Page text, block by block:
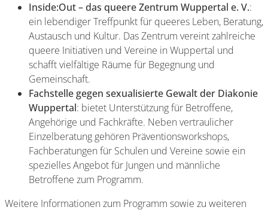
Inside:Out – das queere Zentrum Wuppertal e. V.:
ein lebendiger Treffpunkt für queeres Leben, Beratung,
Austausch und Kultur. Das Zentrum vereint zahlreiche
queere Initiativen und Vereine in Wuppertal und
schafft vielfältige Räume für Begegnung und
Gemeinschaft.
Fachstelle gegen sexualisierte Gewalt der Diakonie
Wuppertal: bietet Unterstützung für Betroffene,
Angehörige und Fachkräfte. Neben vertraulicher
Einzelberatung gehören Präventionsworkshops,
Fachberatungen für Schulen und Vereine sowie ein
spezielles Angebot für Jungen und männliche
Betroffene zum Programm.
Weitere Informationen zum Programm sowie zu weiteren